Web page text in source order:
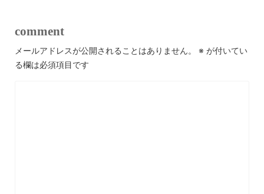
comment
メールアドレスが公開されることはありません。 ※ が付いてい
る欄は必須項目です